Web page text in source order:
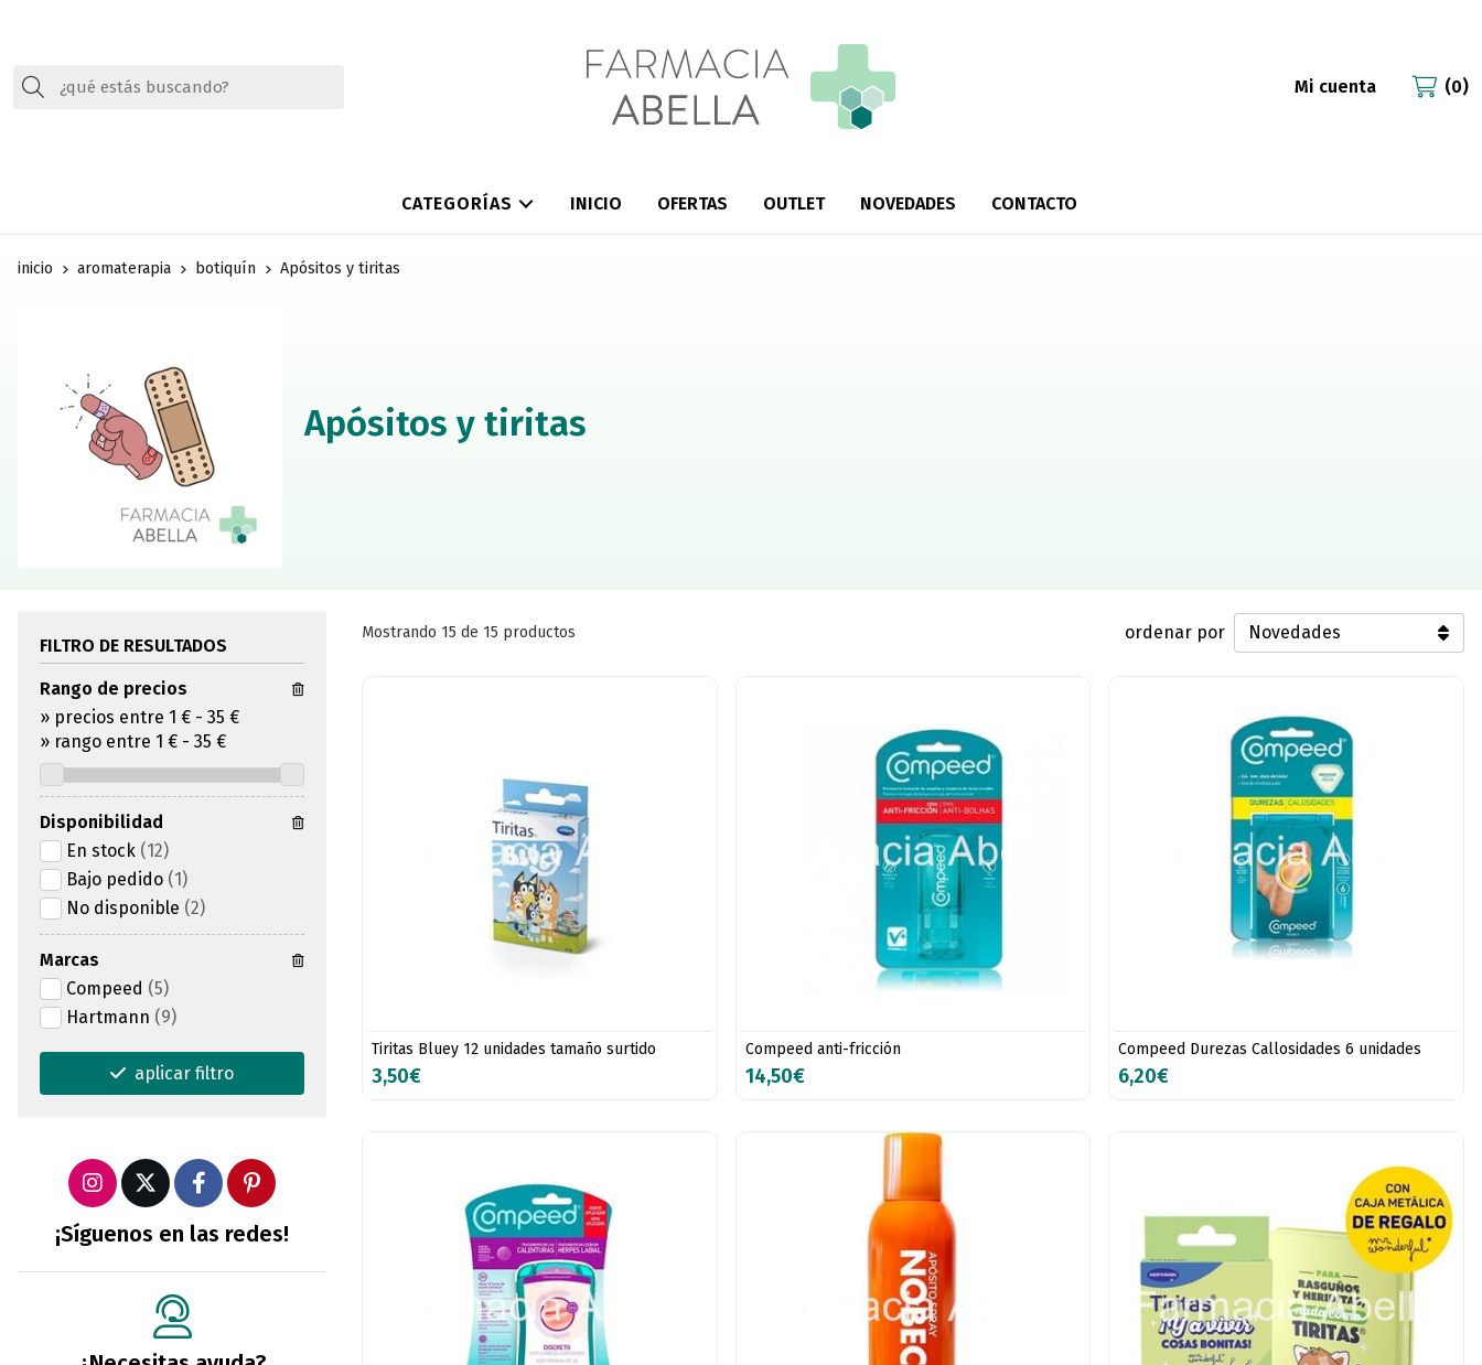
Buscar Mi cuenta 0
CATEGORÍAS INICIO OFERTAS OUTLET NOVEDADES CONTACTO
inicio aromaterapia botiquín Apósitos y tiritas
Apósitos y tiritas
Mostrando 15 de 15 productos ordenar por
Tiritas Bluey 12 unidades tamaño surtido
3,50€
Compeed anti-fricción
14,50€
Compeed Durezas Callosidades 6 unidades
6,20€
FILTRO DE RESULTADOS
Rango de precios
» precios entre 1 € - 35 €
» rango entre 1 € - 35 €
Disponibilidad
En stock (12)
Bajo pedido (1)
No disponible (2)
Marcas
Compeed (5)
Hartmann (9)
aplicar filtro
¡Síguenos en las redes!